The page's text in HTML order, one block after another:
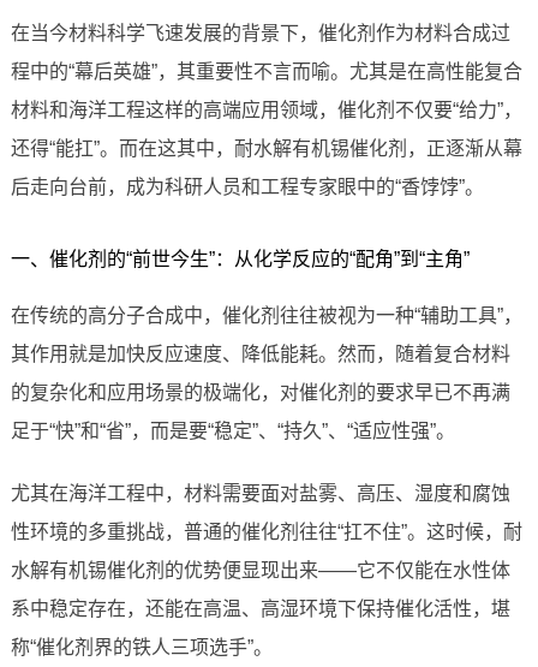
在当今材料科学飞速发展的背景下，催化剂作为材料合成过
程中的“幕后英雄”，其重要性不言而喻。尤其是在高性能复合
材料和海洋工程这样的高端应用领域，催化剂不仅要“给力”，
还得“能扛”。而在这其中，耐水解有机锡催化剂，正逐渐从幕
后走向台前，成为科研人员和工程专家眼中的“香饽饽”。
一、催化剂的“前世今生”：从化学反应的“配角”到“主角”
在传统的高分子合成中，催化剂往往被视为一种“辅助工具”，
其作用就是加快反应速度、降低能耗。然而，随着复合材料
的复杂化和应用场景的极端化，对催化剂的要求早已不再满
足于“快”和“省”，而是要“稳定”、“持久”、“适应性强”。
尤其在海洋工程中，材料需要面对盐雾、高压、湿度和腐蚀
性环境的多重挑战，普通的催化剂往往“扛不住”。这时候，耐
水解有机锡催化剂的优势便显现出来——它不仅能在水性体
系中稳定存在，还能在高温、高湿环境下保持催化活性，堪
称“催化剂界的铁人三项选手”。